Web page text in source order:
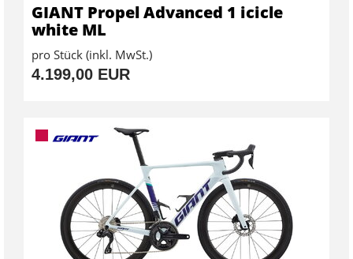
GIANT Propel Advanced 1 icicle
white ML
pro Stück (inkl. MwSt.)
4.199,00 EUR